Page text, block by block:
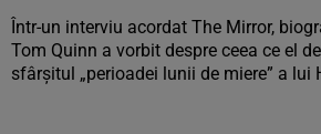
Într-un interviu acordat The Mirror,
Tom Quinn a vorbit despre ceea ce el
sfârșitul „perioadei lunii de miere” a lui